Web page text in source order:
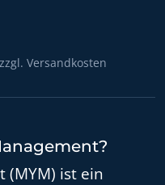
Versandkosten
(MYM) ist ein